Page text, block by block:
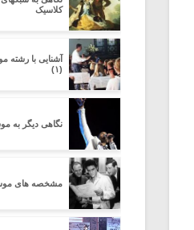
کلاسیک
آشنایی با رشته
(۱)
نگاهی دیگر به
مشخصه های